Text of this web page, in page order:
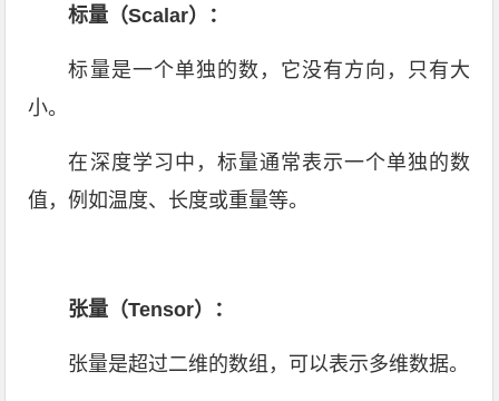
标量（Scalar）：
标量是一个单独的数，它没有方向，只有大
小。
在深度学习中，标量通常表示一个单独的数
值，例如温度、长度或重量等。
张量（Tensor）：
张量是超过二维的数组，可以表示多维数据。